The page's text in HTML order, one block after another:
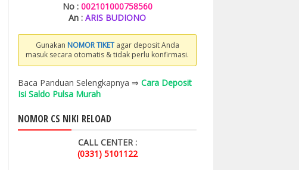
No : 002101000758560
An : ARIS BUDIONO
Gunakan NOMOR TIKETagar deposit Anda
masuk secara otomatis & tidak perlu konfirmasi.
Baca Panduan Selengkapnya ⇒ Cara Deposit
Isi Saldo Pulsa Murah
NOMOR CS NIKI RELOAD
CALL CENTER :
(0331) 5101122